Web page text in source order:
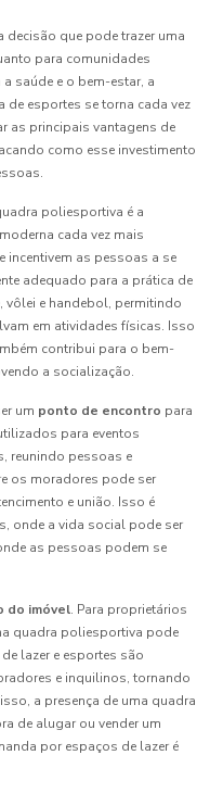
decisão que pode trazer uma
para comunidades
saúde e o bem-estar, a
esportes se torna cada vez
as principais vantagens de
como esse investimento
poliesportiva é a
cada vez mais
incentivem as pessoas a se
adequado para a prática de
e handebol, permitindo
em atividades físicas. Isso
contribui para o bem-
a socialização.
um ponto de encontro para
para eventos
reunindo pessoas e
os moradores pode ser
e união. Isso é
onde a vida social pode ser
as pessoas podem se
do imóvel. Para proprietários
quadra poliesportiva pode
lazer e esportes são
e inquilinos, tornando
a presença de uma quadra
de alugar ou vender um
por espaços de lazer é